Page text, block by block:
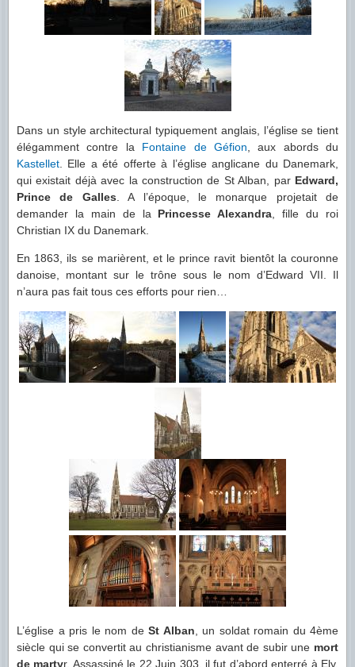
Dans un style architectural typiquement anglais, l’église se tient
élégamment contre la Fontaine de Géfion , aux abords du
Kastellet . Elle a été offerte à l’église anglicane du Danemark,
qui existait déjà avec la construction de St Alban, par Edward,
Prince de Galles . A l’époque, le monarque projetait de
demander la main de la Princesse Alexandra , fille du roi
Christian IX du Danemark.
En 1863, ils se marièrent, et le prince ravit bientôt la couronne
danoise, montant sur le trône sous le nom d’Edward VII. Il
n’aura pas fait tous ces efforts pour rien…
L’église a pris le nom de St Alban , un soldat romain du 4ème
siècle qui se convertit au christianisme avant de subir une mort
de martyr. Assassiné le 22 Juin 303, il fut d’abord enterré à Ely,